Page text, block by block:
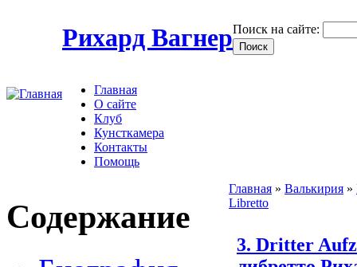
Рихард ВагнерПоиск на сайте:
Главная
О сайте
Клуб
Кунсткамера
Контакты
Помощь
Содержание
Главная » Валькирия »
Libretto
3. Dritter